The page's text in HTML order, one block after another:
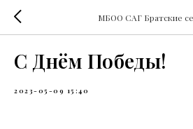
МБОО САГ Братские
С Днём Победы!
2023-05-09 15:40